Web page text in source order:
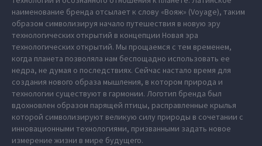
наименование бренда отсылает к слову «Вояж» (Voyage), таким
образом символизируя начало путешествия в новую эру
технологических открытий в концепции Новая эра
технологических открытий. Мы прощаемся с тем временем,
когда планета позволяла нам беспощадно использовать ее
недра, не думая о последствиях. Сейчас настало время для
создания нового образа мышления, в котором природа и
технологии существуют в гармонии. Логотип бренда был
вдохновлен образом парящей птицы, расправленные крылья
которой символизируют великую силу природы в сочетании с
инновационными технологиями, призванными задать новое
измерение жизни в мире будущего.